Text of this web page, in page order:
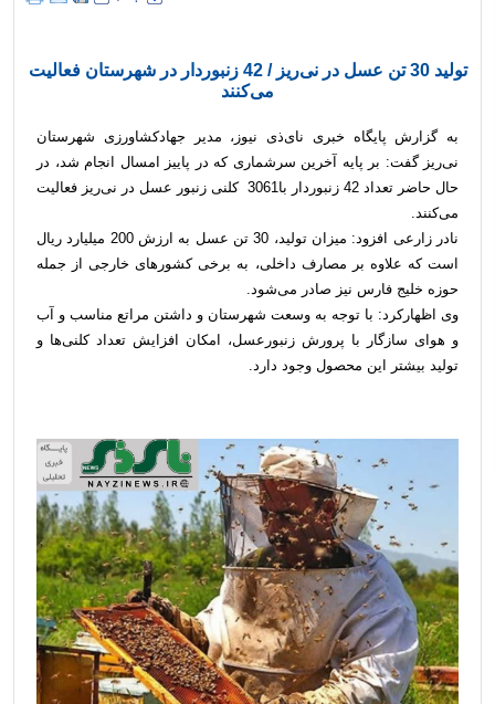
تولید 30 تن عسل در نی‌ریز / 42 زنبوردار در شهرستان فعالیت
می‌کنند
به گزارش پایگاه خبری نای‌ذی نیوز، مدیر جهادکشاورزی شهرستان
نی‌ریز گفت: بر پایه آخرین سرشماری که در پاییز امسال انجام شد، در
حال حاضر تعداد 42 زنبوردار با3061 کلنی زنبور عسل در نی‌ریز فعالیت
می‌کنند.
نادر زارعی افزود: میزان تولید، 30 تن عسل به ارزش 200 میلیارد ریال
است که علاوه بر مصارف داخلی، به برخی کشور‌های خارجی از جمله
حوزه خلیج فارس نیز صادر می‌شود.
وی اظهارکرد: با توجه به وسعت شهرستان و داشتن مراتع مناسب و آب
و هوای سازگار با پرورش زنبورعسل، امکان افزایش تعداد کلنی‌ها و
تولید بیشتر این محصول وجود دارد.